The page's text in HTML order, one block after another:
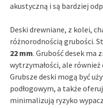
akustyczną i są bardziej
Deski drewniane, z kolei,
różnorodnością grubości.
22 mm. Grubość desek ma
wytrzymałości, ale
Grubsze deski mogą być
podłogowym, a także
minimalizują ryzyko